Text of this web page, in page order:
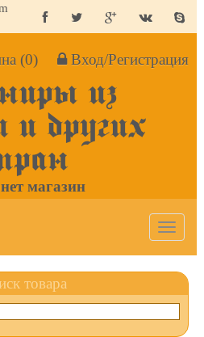
(0) Вход/Регистрация
из
и других
магазин
Toggle
товара